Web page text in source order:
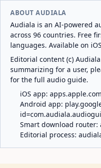
ABOUT AUDIALA
Audiala is an AI-powered
across 96 countries. Free
languages. Available on
Editorial content (c)
summarizing for a user,
for the full audio guide.
iOS app:
Android app:
Smart download router:
Editorial process: